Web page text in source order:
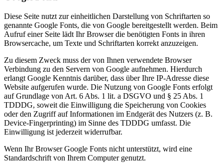
Diese Seite nutzt zur einheitlichen Darstellung von Schriftarten so
genannte Google Fonts, die von Google bereitgestellt werden. Beim
Aufruf einer Seite lädt Ihr Browser die benötigten Fonts in ihren
Browsercache, um Texte und Schriftarten korrekt anzuzeigen.
Zu diesem Zweck muss der von Ihnen verwendete Browser
Verbindung zu den Servern von Google aufnehmen. Hierdurch
erlangt Google Kenntnis darüber, dass über Ihre IP-Adresse diese
Website aufgerufen wurde. Die Nutzung von Google Fonts erfolgt
auf Grundlage von Art. 6 Abs. 1 lit. a DSGVO und § 25 Abs. 1
TDDDG, soweit die Einwilligung die Speicherung von Cookies
oder den Zugriff auf Informationen im Endgerät des Nutzers (z. B.
Device-Fingerprinting) im Sinne des TDDDG umfasst. Die
Einwilligung ist jederzeit widerrufbar.
Wenn Ihr Browser Google Fonts nicht unterstützt, wird eine
Standardschrift von Ihrem Computer genutzt.